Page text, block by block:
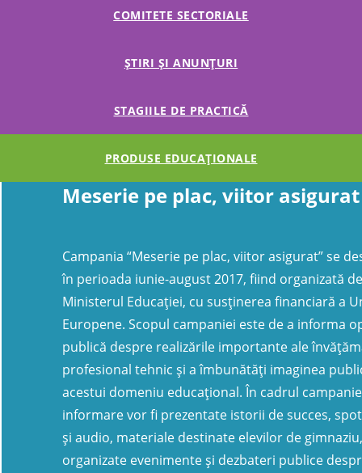
COMITETE SECTORIALE
ȘTIRI ȘI ANUNȚURI
STAGIILE DE PRACTICĂ
PRODUSE EDUCAȚIONALE
Meserie pe plac, viitor asigurat
Campania “Meserie pe plac, viitor asigurat” se
în perioada iunie-august 2017, fiind organizată de
Ministerul Educației, cu susținerea financiară a
Europene. Scopul campaniei este de a informa
publică despre realizările importante ale
profesional tehnic și a îmbunătăți imaginea
acestui domeniu educațional. În cadrul
informare vor fi prezentate istorii de succes,
și audio, materiale destinate elevilor de
organizate evenimente și dezbateri publice